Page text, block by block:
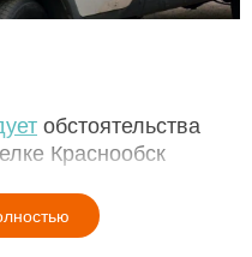
обстоятельства
Краснообск